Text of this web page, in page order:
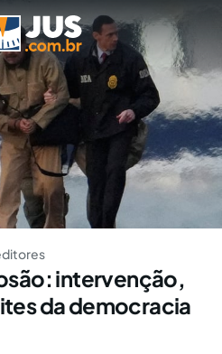
intervenção,
da democracia